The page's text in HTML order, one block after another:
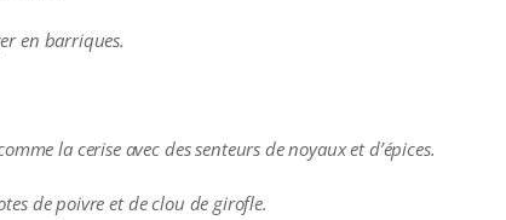
en barriques.
la cerise avec des senteurs de noyaux et d’épices.
de poivre et de clou de girofle.